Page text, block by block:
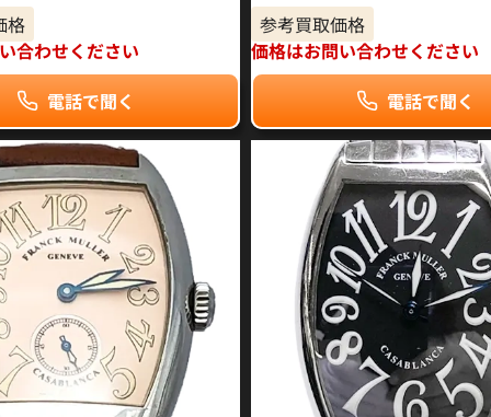
格
合わせください
電話で聞く
参考買取価格
価格はお問い合わせください
電話で聞く